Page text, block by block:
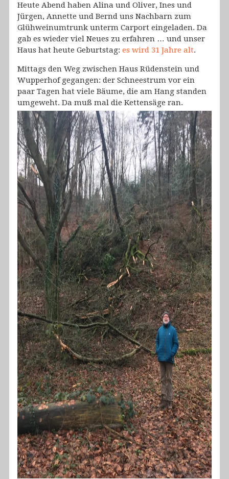
Heute Abend haben Alina und Oliver, Ines und
Jürgen, Annette und Bernd uns Nachbarn zum
Glühweinumtrunk unterm Carport eingeladen. Da
gab es wieder viel Neues zu erfahren … und unser
Haus hat heute Geburtstag:es wird 31 Jahre alt.
Mittags den Weg zwischen Haus Rüdenstein und
Wupperhof gegangen: der Schneestrum vor ein
paar Tagen hat viele Bäume, die am Hang standen
umgeweht. Da muß mal die Kettensäge ran.